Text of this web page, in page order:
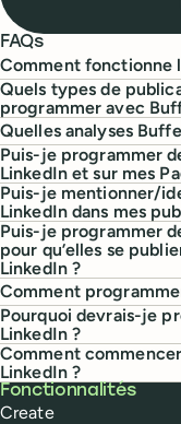
FAQs
Comment fonctionne
Quels types de
programmer avec
Quelles analyses
Puis-je programmer
LinkedIn et sur mes
Puis-je mentionner/
LinkedIn dans mes
Puis-je programmer
pour qu’elles se
LinkedIn ?
Comment
Pourquoi devrais-je
LinkedIn ?
Comment
LinkedIn ?
Buffer
Fonctionnalités
Create